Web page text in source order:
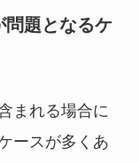
問題となるケ
まれる場合に
ースが多くあ